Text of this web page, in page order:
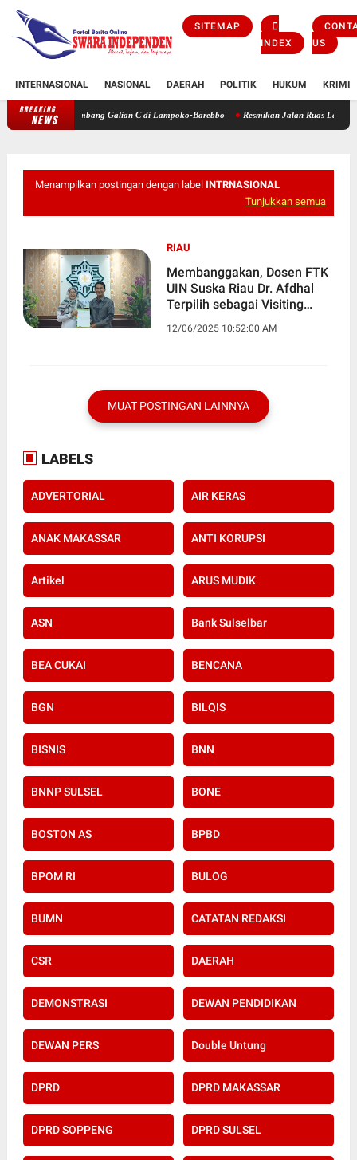
SITEMAP
INDEX
US
INTERNASIONAL NASIONAL DAERAH POLITIK HUKUM
BREAKING
NEWSTambang Galian C di Lampoko-Barebbo Resmikan Jalan Ruas Lapeccang-
Menampilkan postingan dengan label INTRNASIONAL
Tunjukkan semua
RIAU
Membanggakan, Dosen FTK
UIN Suska Riau Dr. Afdhal
Terpilih sebagai Visiting
Ternyata Putra Soppeng
12/06/2025 10:52:00 AM
MUAT POSTINGAN LAINNYA
LABELS
ADVERTORIAL AIR KERAS
ANAK MAKASSAR ANTI KORUPSI
Artikel ARUS MUDIK
ASN Bank Sulselbar
BEA CUKAI BENCANA
BGN BILQIS
BISNIS BNN
BNNP SULSEL BONE
BOSTON AS BPBD
BPOM RI BULOG
BUMN CATATAN REDAKSI
CSR DAERAH
DEMONSTRASI DEWAN PENDIDIKAN
DEWAN PERS Double Untung
DPRD DPRD MAKASSAR
DPRD SOPPENG DPRD SULSEL